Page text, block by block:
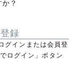
？
録
グインまたは会員登
ログイン」ボタン